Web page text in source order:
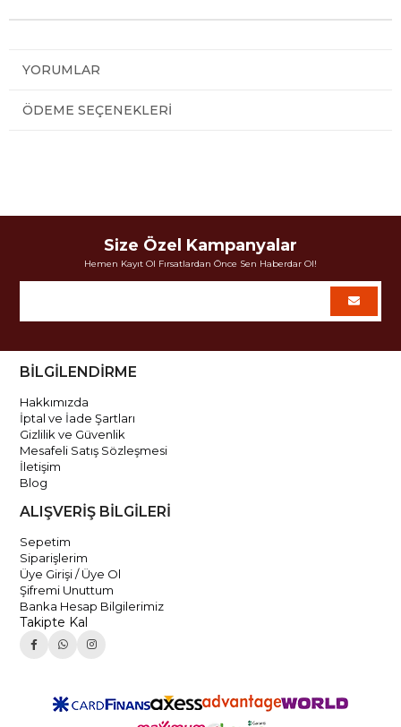
YORUMLAR
ÖDEME SEÇENEKLERI
Size Özel Kampanyalar
Hemen Kayıt Ol Fırsatlardan Önce Sen Haberdar Ol!
BİLGİLENDİRME
Hakkımızda
İptal ve İade Şartları
Gizlilik ve Güvenlik
Mesafeli Satış Sözleşmesi
İletişim
Blog
ALIŞVERİŞ BİLGİLERİ
Sepetim
Siparişlerim
Üye Girişi / Üye Ol
Şifremi Unuttum
Banka Hesap Bilgilerimiz
Takipte Kal